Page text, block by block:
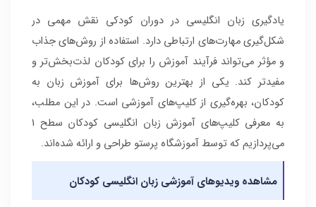
یادگیری زبان انگلیسی در دوران کودکی نقش مهمی در
شکل‌گیری مهارت‌های ارتباطی دارد. استفاده از روش‌های جذاب
و مؤثر می‌تواند فرآیند آموزش را برای کودکان لذت‌بخش‌تر و
مفیدتر کند. یکی از بهترین روش‌ها برای آموزش زبان به
کودکان، بهره‌گیری از کلیپ‌های آموزشی است. در این مطلب،
به معرفی کلیپ‌های آموزش زبان انگلیسی کودکان سطح 1
می‌پردازیم که توسط آموزشگاه پرستو طراحی و ارائه شده‌اند.
مشاهده ویدیوهای آموزشی زبان انگلیسی کودکان